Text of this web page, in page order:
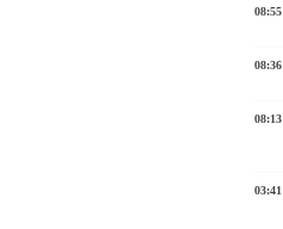
08:55
08:36
08:13
03:41